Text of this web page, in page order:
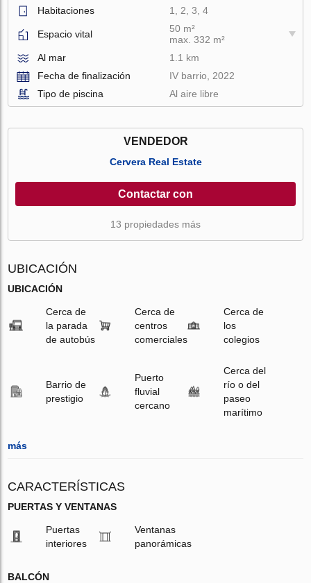
Habitaciones
1, 2, 3, 4
Espacio vital
50 m²
max. 332 m²
Al mar
1.1 km
Fecha de finalización
IV barrio, 2022
Tipo de piscina
Al aire libre
VENDEDOR
Cervera Real Estate
Contactar con
13 propiedades más
UBICACIÓN
UBICACIÓN
Cerca de
la parada
de autobús
Cerca de
centros
comerciales
Cerca de
los
colegios
Barrio de
prestigio
Puerto
fluvial
cercano
Cerca del
río o del
paseo
marítimo
más
CARACTERÍSTICAS
PUERTAS Y VENTANAS
Puertas
interiores
Ventanas
panorámicas
BALCÓN